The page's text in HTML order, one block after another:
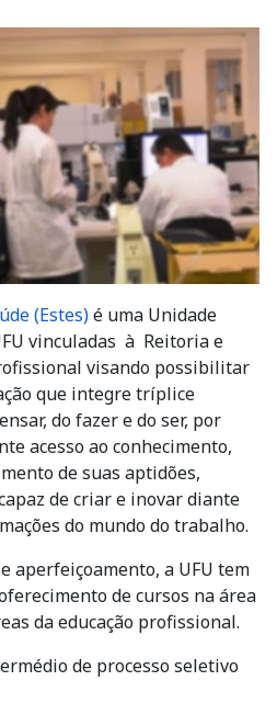
(Estes)é uma Unidade
vinculadas à Reitoria e
visando possibilitar
que integre tríplice
do fazer e do ser, por
acesso ao conhecimento,
de suas aptidões,
de criar e inovar diante
do mundo do trabalho.
aperfeiçoamento, a UFU tem
de cursos na área
da educação profissional.
de processo seletivo